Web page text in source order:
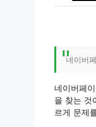
네이버
네이버페
을 찾는 것
르게 문제